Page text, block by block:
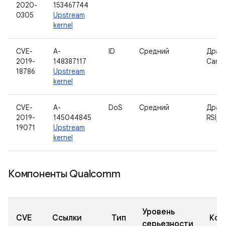
2020-
0305
153467744
Upstream
kernel
CVE-
2019-
18786
A-
148387117
Upstream
kernel
ID Средний
Car
CVE-
2019-
19071
A-
145044845
Upstream
kernel
DoS Средний
Компоненты Qualcomm
CVE Ссылки Тип
Уровень
серьезности